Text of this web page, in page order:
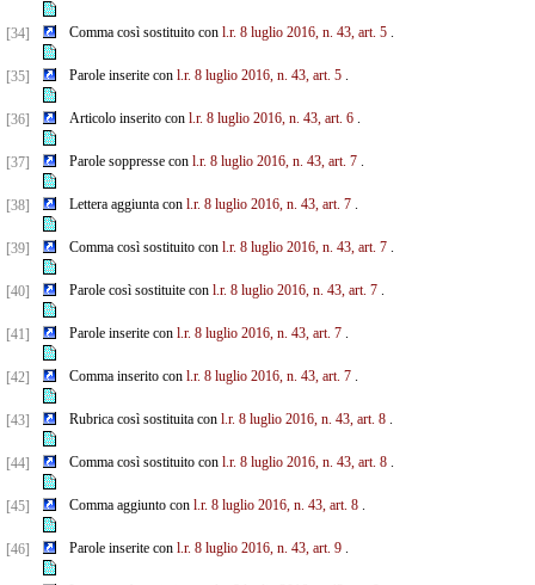
[34] Comma così sostituito con l.r. 8 luglio 2016, n. 43, art. 5.
[35] Parole inserite con l.r. 8 luglio 2016, n. 43, art. 5.
[36] Articolo inserito con l.r. 8 luglio 2016, n. 43, art. 6.
[37] Parole soppresse con l.r. 8 luglio 2016, n. 43, art. 7.
[38] Lettera aggiunta con l.r. 8 luglio 2016, n. 43, art. 7.
[39] Comma così sostituito con l.r. 8 luglio 2016, n. 43, art. 7.
[40] Parole così sostituite con l.r. 8 luglio 2016, n. 43, art. 7.
[41] Parole inserite con l.r. 8 luglio 2016, n. 43, art. 7.
[42] Comma inserito con l.r. 8 luglio 2016, n. 43, art. 7.
[43] Rubrica così sostituita con l.r. 8 luglio 2016, n. 43, art. 8.
[44] Comma così sostituito con l.r. 8 luglio 2016, n. 43, art. 8.
[45] Comma aggiunto con l.r. 8 luglio 2016, n. 43, art. 8.
[46] Parole inserite con l.r. 8 luglio 2016, n. 43, art. 9.